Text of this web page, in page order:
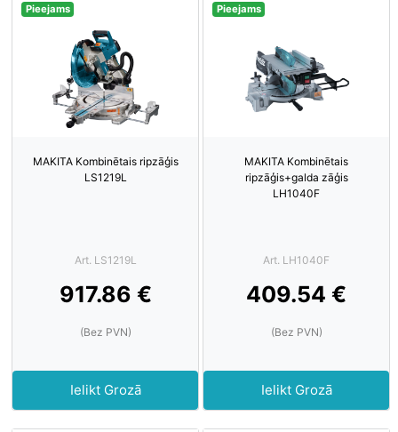
Pieejams
MAKITA Kombinētais ripzāģis
LS1219L
Art. LS1219L
917.86 €
(Bez PVN)
Ielikt Grozā
Pieejams
MAKITA Kombinētais
ripzāģis+galda zāģis
LH1040F
Art. LH1040F
409.54 €
(Bez PVN)
Ielikt Grozā